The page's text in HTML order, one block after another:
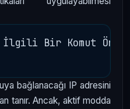
İlgili Bir Komut
bağlanacağı IP adresini
tanır. Ancak, aktif modda